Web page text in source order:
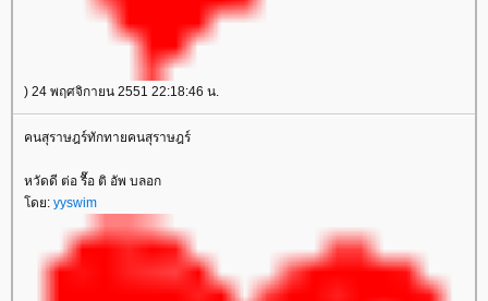
) 24 พฤศจิกายน 2551 22:18:46 น.
คนสุราษฎร์ทักทายคนสุราษฎร์
หวัดดี ต่อ รื๊อ ติ อัพ บลอก
ดย: yyswim